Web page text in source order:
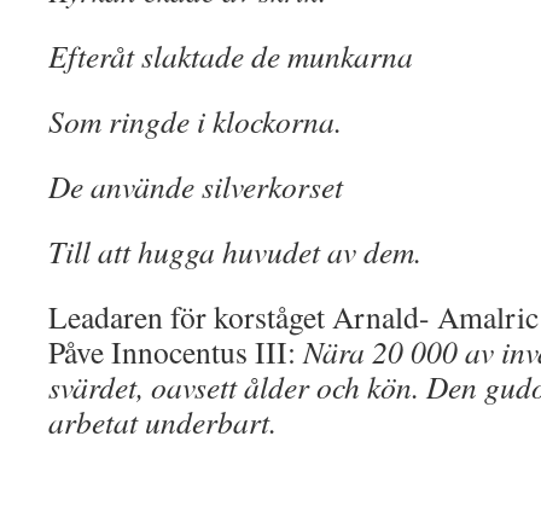
Efteråt slaktade de munkarna
Som ringde i klockorna.
De använde silverkorset
Till att hugga huvudet av dem.
Leadaren för korståget Arnald-
Påve Innocentus III:Nära 20 000 av
svärdet, oavsett ålder och kön. Den
arbetat underbart.